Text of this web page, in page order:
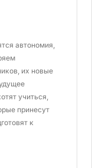
автономия,
их новые
учиться,
принесут
к